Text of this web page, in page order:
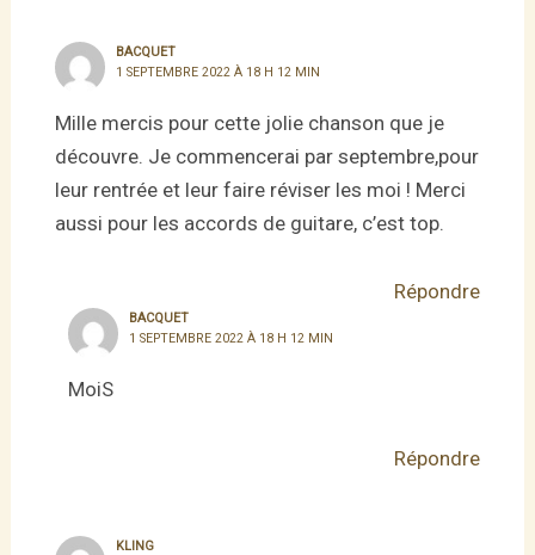
BACQUET
1 SEPTEMBRE 2022 À 18 H 12 MIN
Mille mercis pour cette jolie chanson que je
découvre. Je commencerai par septembre,pour
leur rentrée et leur faire réviser les moi ! Merci
aussi pour les accords de guitare, c’est top.
Répondre
BACQUET
1 SEPTEMBRE 2022 À 18 H 12 MIN
MoiS
Répondre
KLING